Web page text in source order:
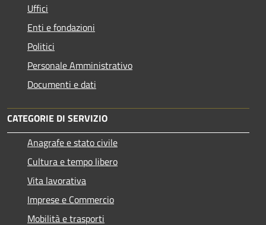
Uffici
Enti e fondazioni
Politici
Personale Amministrativo
Documenti e dati
CATEGORIE DI SERVIZIO
Anagrafe e stato civile
Cultura e tempo libero
Vita lavorativa
Imprese e Commercio
Mobilità e trasporti